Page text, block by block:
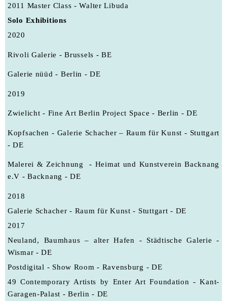
2011 Master Class - Walter Libuda
Solo Exhibitions
2020
Rivoli Galerie - Brussels - BE
Galerie nüüd - Berlin - DE
2019
Zwielicht - Fine Art Berlin Project Space - Berlin - DE
Kopfsachen - Galerie Schacher – Raum für Kunst - Stuttgart
- DE
Malerei & Zeichnung - Heimat und Kunstverein Backnang
e.V - Backnang - DE
2018
Galerie Schacher - Raum für Kunst - Stuttgart - DE
2017
Neuland, Baumhaus – alter Hafen - Städtische Galerie -
Wismar - DE
Postdigital - Show Room - Ravensburg - DE
49 Contemporary Artists by Enter Art Foundation - Kant-
Garagen-Palast - Berlin - DE